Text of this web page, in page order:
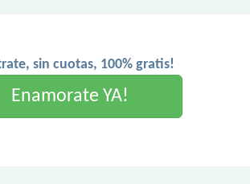
sin cuotas, 100% gratis!
Enamorate YA!